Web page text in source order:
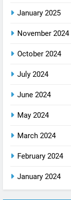
January 2025
November 2024
October 2024
July 2024
June 2024
May 2024
March 2024
February 2024
January 2024